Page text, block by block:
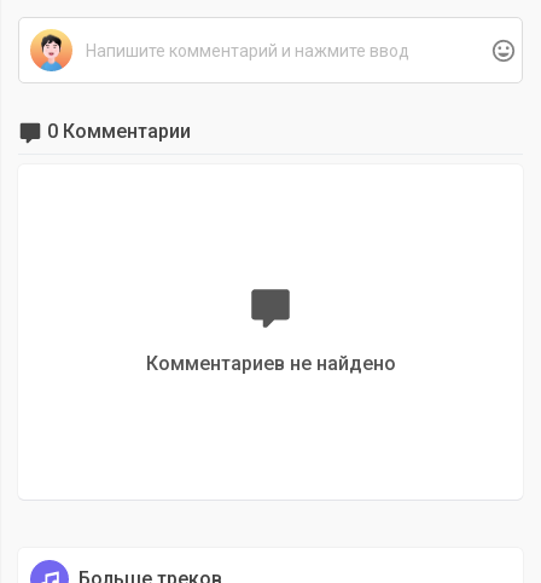
0 Комментарии
Комментариев не найдено